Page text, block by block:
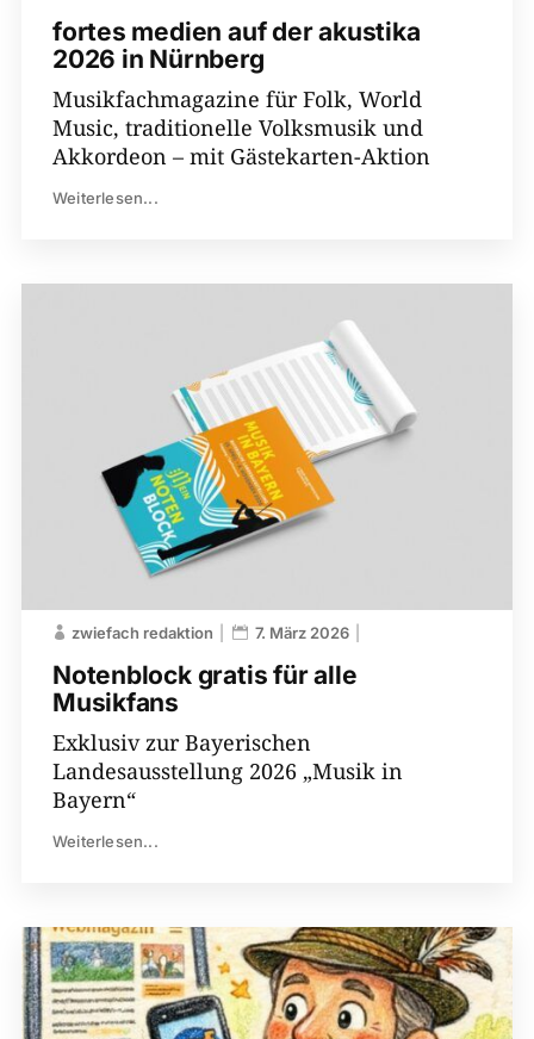
fortes medien auf der akustika
2026 in Nürnberg
Musikfachmagazine für Folk, World
Music, traditionelle Volksmusik und
Akkordeon – mit Gästekarten-Aktion
Weiterlesen...
Notenblock gratis für alle
Musikfans
zwiefach redaktion 7. März 2026
Exklusiv zur Bayerischen
Landesausstellung 2026 „Musik in
Bayern“
Weiterlesen...